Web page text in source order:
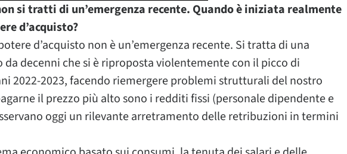
si tratti di un’emergenza recente. Quando è iniziata realmente
d’acquisto?
d’acquisto non è un’emergenza recente. Si tratta di una
da decenni che si è riproposta violentemente con il picco di
2022-2023, facendo riemergere problemi strutturali del nostro
il prezzo più alto sono i redditi fissi (personale dipendente e
oggi un rilevante arretramento delle retribuzioni in termini